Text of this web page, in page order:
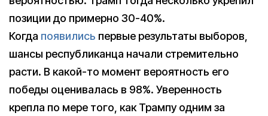
позиции до примерно 30-40%.
Когда появились первые результаты выборов,
шансы республиканца начали стремительно
расти. В какой-то момент вероятность его
победы оценивалась в 98%. Уверенность
крепла по мере того, как Трампу одним за